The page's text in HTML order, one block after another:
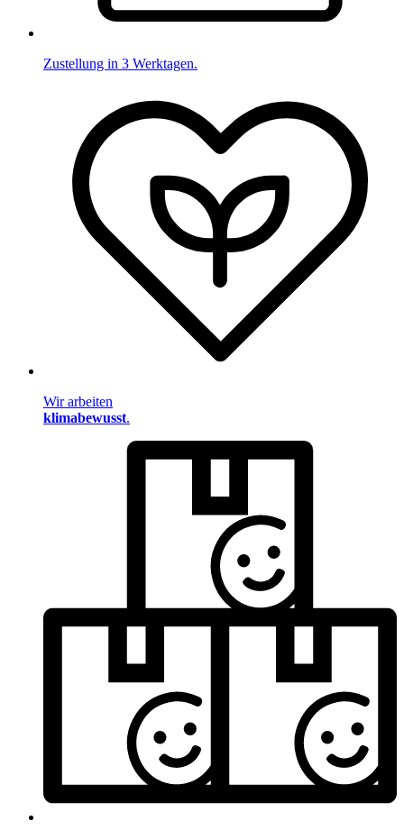
Zustellung in 3 Werktagen.
Wir arbeiten
klimabewusst.